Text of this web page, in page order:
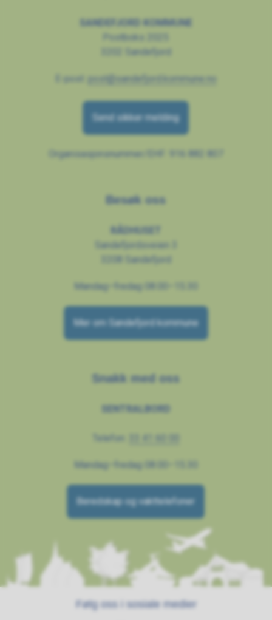
SANDEFJORD KOMMUNE
Postboks 2025
3202 Sandefjord
E-post: post@sandefjord.kommune.no
Send sikker melding
Organisasjonsnummer/EHF: 916 882 807
Besøk oss
RÅDHUSET
Sandefjordsveien 3
3208 Sandefjord
Mandag–fredag 08.00–15.30
Mer om Sandefjord kommune
Snakk med oss
SENTRALBORD
Telefon:
Mandag–fredag 08.00–15.30
Beredskap og vakttelefoner
Følg oss i sosiale medier